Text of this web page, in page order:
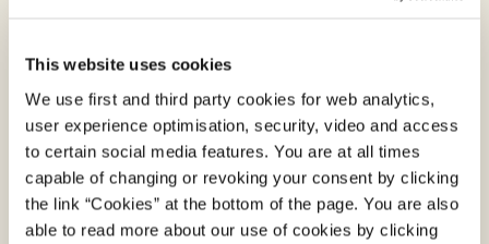
This website uses cookies
We use first and third party cookies for web analytics,
user experience optimisation, security, video and access
to certain social media features. You are at all times
capable of changing or revoking your consent by clicking
the link “Cookies” at the bottom of the page. You are also
able to read more about our use of cookies by clicking
til borgere, der er medlem af en a-kasse, og
til borgere, der ikke er.
Interviews med borgere om, hvad der har
været udfordrende ved at blive ledig, har
vist, at:
heg@digst.dk
5096 6722